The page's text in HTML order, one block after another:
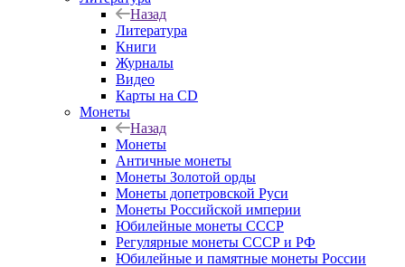
Назад
Литература
Книги
Журналы
Видео
Карты на CD
Монеты
Назад
Монеты
Античные монеты
Монеты Золотой орды
Монеты допетровской Руси
Монеты Российской империи
Юбилейные монеты СССР
Регулярные монеты СССР и РФ
Юбилейные и памятные монеты России